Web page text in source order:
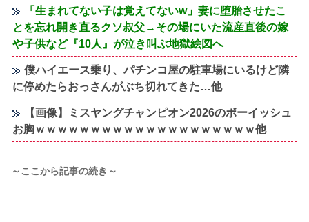
「生まれてない子は覚えてないw」妻に堕胎させたこ
とを忘れ開き直るクソ叔父→その場にいた流産直後の嫁
や子供など『10人』が泣き叫ぶ地獄絵図へ
僕ハイエース乗り、パチンコ屋の駐車場にいるけど隣
に停めたらおっさんがぶち切れてきた…他
【画像】ミスヤングチャンピオン2026のボーイッシュ
お胸ｗｗｗｗｗｗｗｗｗｗｗｗｗｗｗｗｗｗｗｗ他
～ここから記事の続き～